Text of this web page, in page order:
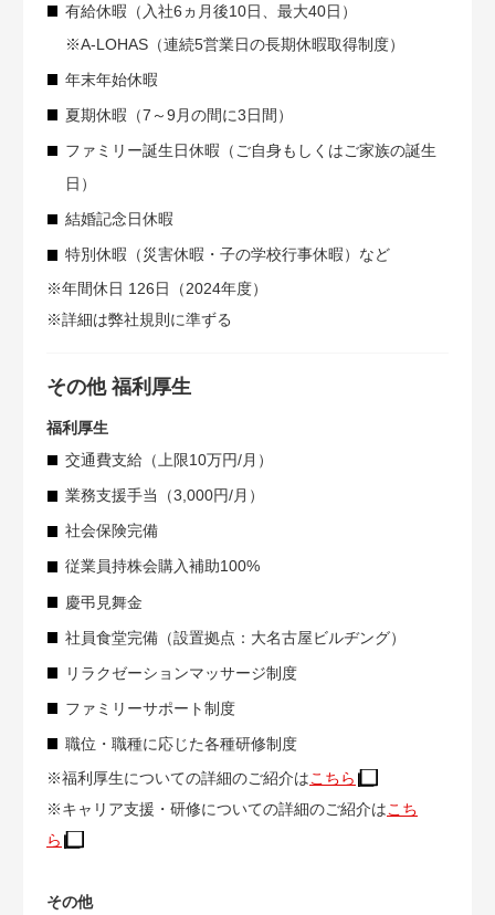
有給休暇（入社6ヵ月後10日、最大40日）
※A-LOHAS（連続5営業日の長期休暇取得制度）
年末年始休暇
夏期休暇（7～9月の間に3日間）
ファミリー誕生日休暇（ご自身もしくはご家族の誕生
日）
結婚記念日休暇
特別休暇（災害休暇・子の学校行事休暇）など
※年間休日 126日（2024年度）
※詳細は弊社規則に準ずる
その他 福利厚生
福利厚生
交通費支給（上限10万円/月）
業務支援手当（3,000円/月）
社会保険完備
従業員持株会購入補助100%
慶弔見舞金
社員食堂完備（設置拠点：大名古屋ビルヂング）
リラクゼーションマッサージ制度
ファミリーサポート制度
職位・職種に応じた各種研修制度
※福利厚生についての詳細のご紹介はこちら
※キャリア支援・研修についての詳細のご紹介はこち
ら
その他